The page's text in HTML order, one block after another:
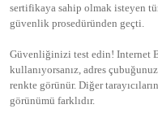
sertifikaya sahip olmak isteyen
güvenlik prosedüründen geçti.
Güvenliğinizi test edin! Internet
kullanıyorsanız, adres
renkte görünür. Diğer
görünümü farklıdır.